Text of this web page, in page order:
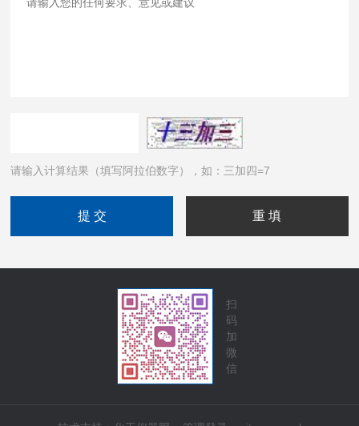
请输入计算结果（填写阿拉伯数字），如：三加四=7
扫
码
加
微
信